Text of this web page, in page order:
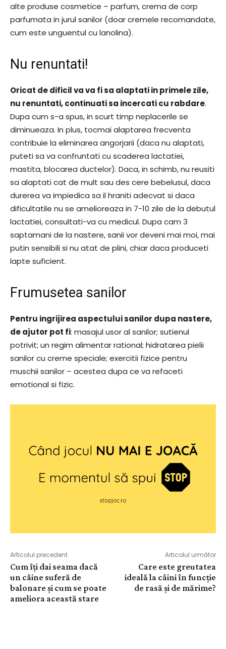
alte produse cosmetice – parfum, crema de corp
parfumata in jurul sanilor (doar cremele recomandate,
cum este unguentul cu lanolina).
Nu renuntati!
Oricat de dificil va va fi sa alaptati in primele zile,
nu renuntati, continuati sa incercati cu rabdare.
Dupa cum s-a spus, in scurt timp neplacerile se
diminueaza. In plus, tocmai alaptarea frecventa
contribuie la eliminarea angorjarii (daca nu alaptati,
puteti sa va confruntati cu scaderea lactatiei,
mastita, blocarea ductelor). Daca, in schimb, nu reusiti
sa alaptati cat de mult sau des cere bebelusul, daca
durerea va impiedica sa il hraniti adecvat si daca
dificultatile nu se amelioreaza in 7-10 zile de la debutul
lactatiei, consultati-va cu medicul. Dupa cam 3
saptamani de la nastere, sanii vor deveni mai moi, mai
putin sensibili si nu atat de plini, chiar daca produceti
lapte suficient.
Frumusetea sanilor
Pentru ingrijirea aspectului sanilor dupa nastere,
de ajutor pot fi: masajul usor al sanilor; sutienul
potrivit; un regim alimentar rational; hidratarea pielii
sanilor cu creme speciale; exercitii fizice pentru
muschii sanilor – acestea dupa ce va refaceti
emotional si fizic.
Articolul precedent
Cum îți dai seama dacă
un câine suferă de
balonare și cum se poate
ameliora această stare
Articolul următor
Care este greutatea
ideală la câini în funcție
de rasă și de mărime?